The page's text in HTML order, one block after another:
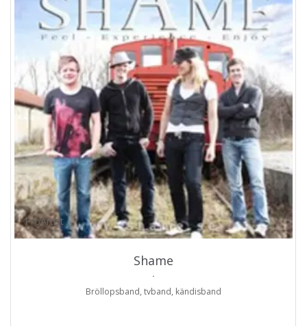
ProArtist
Shame
.
Bröllopsband, tvband, kändisband